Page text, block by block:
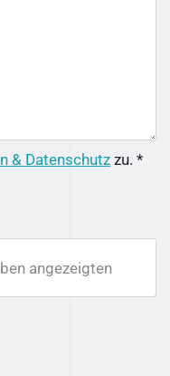
& Datenschutzzu. *
angezeigten